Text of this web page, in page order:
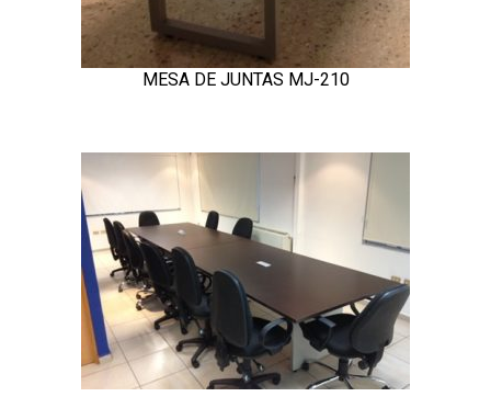
MESA DE JUNTAS MJ-210